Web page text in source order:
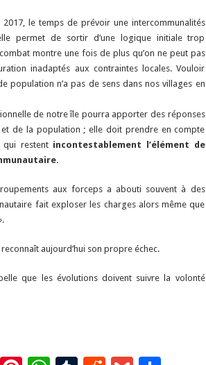
p
le temps de prévoir une intercommunalités
permet de sortir d’une logique initiale trop
montre une fois de plus qu’on ne peut pas
inadaptés aux contraintes locales. Vouloir
population n’a pas de sens dans nos villages en
de notre île pourra apporter des réponses
de la population ; elle doit prendre en compte
qui restent incontestablement l’élément de
aux forceps a abouti souvent à des
fait exploser les charges alors même que
reconnaît aujourd’hui son propre échec.
que les évolutions doivent suivre la volonté